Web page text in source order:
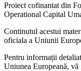
Proiect cofinantat din
Operational Capital
Continutul acestui
oficiala a Uniunii
Pentru informații
Uniunea Europeană,